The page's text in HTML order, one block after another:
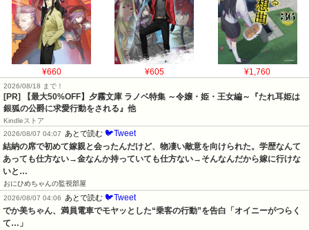
¥660 ¥605 ¥1,760
2026/08/18 まで！
[PR] 【最大50%OFF】夕霧文庫 ラノベ特集 ～令嬢・姫・王女編～『たれ耳姫は
銀狐の公爵に求愛行動をされる』他
Kindleストア
2026/08/07 04:07
あとで読む 🐦Tweet
結納の席で初めて嫁親と会ったんだけど、物凄い敵意を向けられた。学歴なんて
あっても仕方ない→金なんか持っていても仕方ない→そんなんだから嫁に行けな
いと…
おにひめちゃんの監視部屋
2026/08/07 04:06
あとで読む 🐦Tweet
でか美ちゃん、満員電車でモヤッとした“乗客の行動”を告白「オイニーがつらく
て…」